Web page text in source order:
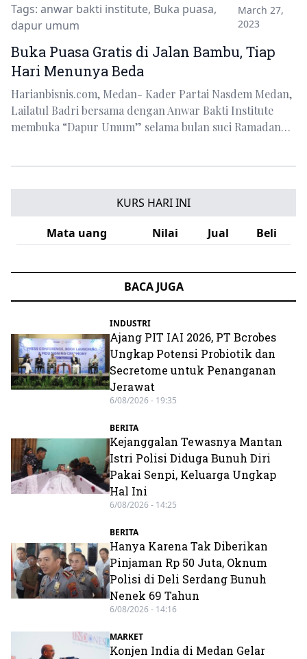
Tags: anwar bakti institute, Buka puasa,
dapur umum
March 27,
2023
Buka Puasa Gratis di Jalan Bambu, Tiap
Hari Menunya Beda
Harianbisnis.com, Medan- Kader Partai Nasdem Medan,
Lailatul Badri bersama dengan Anwar Bakti Institute
membuka “Dapur Umum” selama bulan suci Ramadan…
KURS HARI INI
Mata uang
Nilai Jual Beli
BACA JUGA
INDUSTRI
Ajang PIT IAI 2026, PT Bcrobes
Ungkap Potensi Probiotik dan
Secretome untuk Penanganan
Jerawat
6/08/2026 - 19:35
BERITA
Kejanggalan Tewasnya Mantan
Istri Polisi Diduga Bunuh Diri
Pakai Senpi, Keluarga Ungkap
Hal Ini
6/08/2026 - 14:25
BERITA
Hanya Karena Tak Diberikan
Pinjaman Rp 50 Juta, Oknum
Polisi di Deli Serdang Bunuh
Nenek 69 Tahun
6/08/2026 - 14:16
MARKET
Konjen India di Medan Gelar